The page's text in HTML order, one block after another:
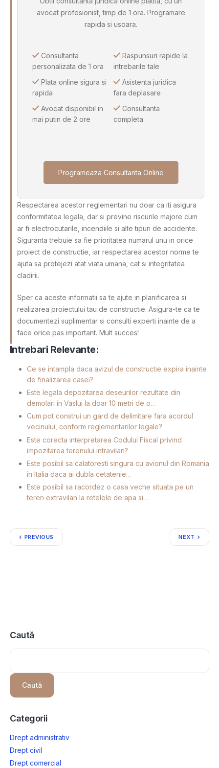
avocat profesionist, timp de 1 ora. Programare
rapida si usoara.
Consultanta
personalizata de 1 ora
Plata online sigura si
rapida
Avocat disponibil in
mai putin de 2 ore
Raspunsuri rapide la
intrebarile tale
Asistenta juridica
fara deplasare
Consultanta
completa
Programeaza Consultanta Online
Respectarea acestor reglementari nu doar ca iti asigura
conformitatea legala, dar si previne riscurile majore cum
ar fi electrocutarile, incendiile si alte tipuri de accidente.
Siguranta trebuie sa fie prioritatea numarul unu in orice
proiect de constructie, iar respectarea acestor norme te
ajuta sa protejezi atat viata umana, cat si integritatea
cladirii.
Sper ca aceste informatii sa te ajute in planificarea si
realizarea proiectului tau de constructie. Asigura-te ca te
documentezi suplimentar si consulti experti inainte de a
face orice pas important. Mult succes!
Intrebari Relevante:
Ce se intampla daca avizul de constructie expira inainte
de finalizarea casei?
Este legala depozitarea deseurilor rezultate din
demolari in Vaslui la doar 10 metri de o…
Cum pot construi un gard de delimitare fara acordul
vecinului, conform reglementarilor legale?
Este corecta interpretarea Codului Fiscal privind
impozitarea terenului intravilan?
Este posibil sa calatoresti singura cu avionul din Romania
in Italia daca ai dubla cetatenie…
Este posibil sa racordez o casa veche situata pe un
teren extravilan la retelele de apa si…
PREVIOUS NEXT
Caută
Caută
Categorii
Drept administrativ
Drept civil
Drept comercial